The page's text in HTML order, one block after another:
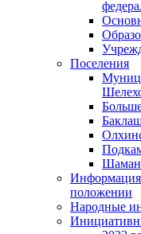
Поселения
Информация
положении
Народные